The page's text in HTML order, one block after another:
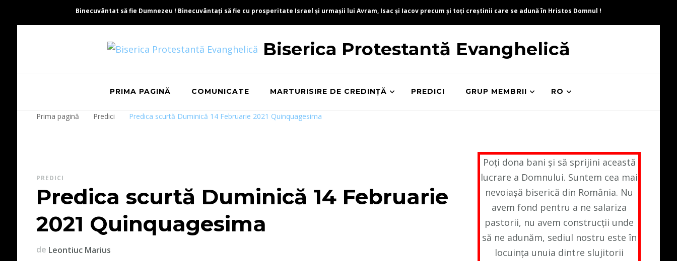
Binecuvântat să fie Dumnezeu ! Binecuvântați să fie cu prosperitate Israel și urmașii lui Avram, Isac și Iacov precum și toți creștinii care se adună în Hristos Domnul !
Biserica Protestantă Evanghelică
PRIMA PAGINĂ COMUNICATE MARTURISIRE DE CREDINȚĂ PREDICI GRUP MEMBRII RO
Prima pagină Predici Predica scurtă Duminică 14 Februarie 2021 Quinquagesima
PREDICI
Predica scurtă Duminică 14 Februarie
2021 Quinquagesima
de Leontiuc Marius
Poți dona bani și să sprijini această
lucrare a Domnului. Suntem cea mai
nevoiașă biserică din România. Nu
avem fond pentru a ne salariza
pastorii, nu avem construcții unde
să ne adunăm, sediul nostru este în
locuința unuia dintre slujitorii